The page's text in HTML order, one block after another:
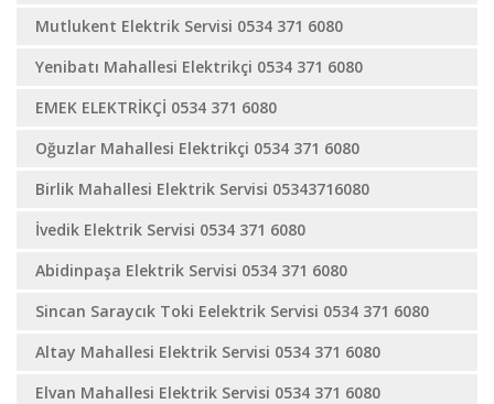
Mutlukent Elektrik Servisi 0534 371 6080
Yenibatı Mahallesi Elektrikçi 0534 371 6080
EMEK ELEKTRİKÇİ 0534 371 6080
Oğuzlar Mahallesi Elektrikçi 0534 371 6080
Birlik Mahallesi Elektrik Servisi 05343716080
İvedik Elektrik Servisi 0534 371 6080
Abidinpaşa Elektrik Servisi 0534 371 6080
Sincan Saraycık Toki Eelektrik Servisi 0534 371 6080
Altay Mahallesi Elektrik Servisi 0534 371 6080
Elvan Mahallesi Elektrik Servisi 0534 371 6080